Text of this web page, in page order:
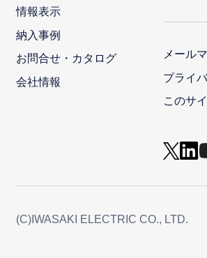
情報表示
納入事例
お問合せ・カタログ
会社情報
メール
プライ
このサ
(C)IWASAKI ELECTRIC CO., LTD.